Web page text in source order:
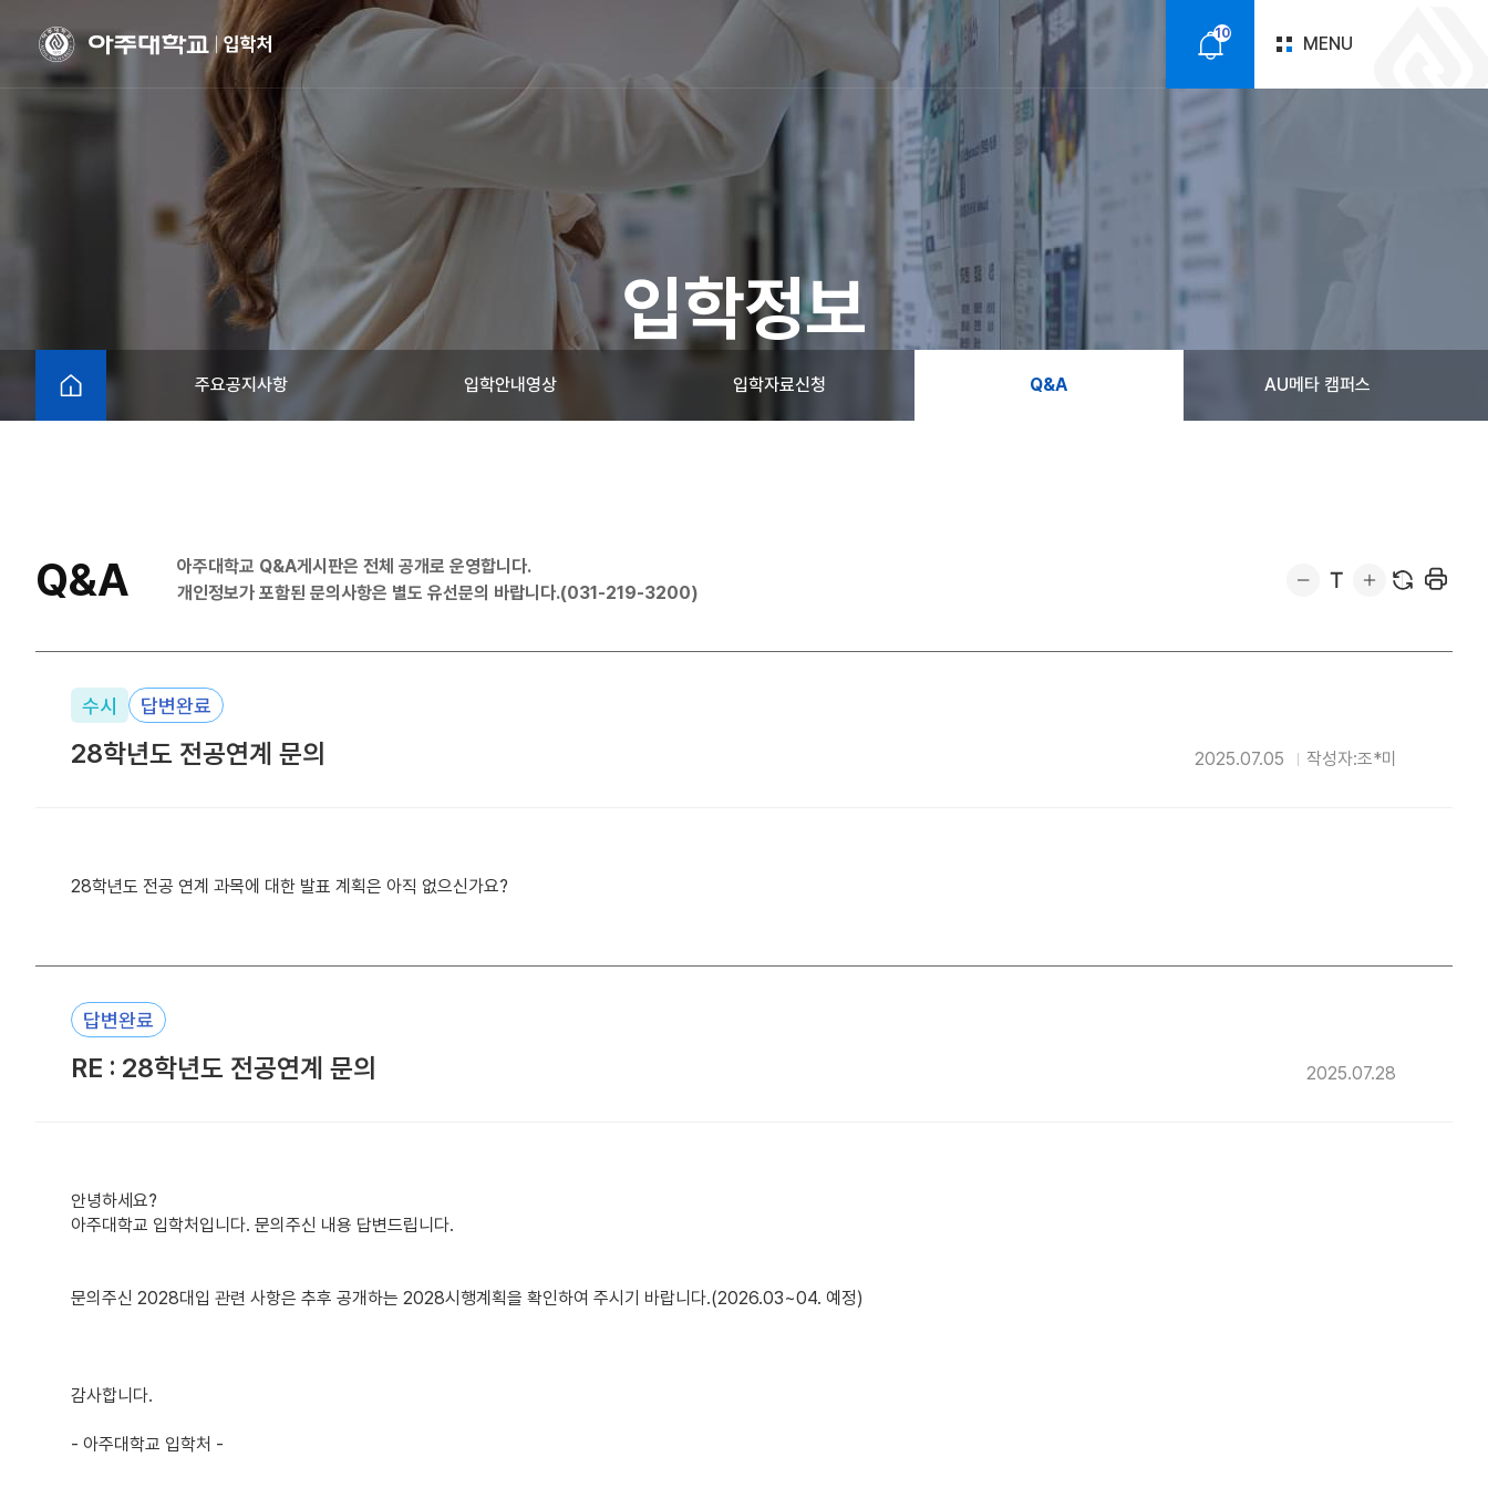
알
10 MENU
입학정보
주요공지사항
입학안내영상 입학자료신청 Q&A AU메타 캠퍼스
Q&A
아주대학교 Q&A게시판은 전체 공개로 운영합니다.
개인정보가 포함된 문의사항은 별도 유선문의 바랍니다.(031-219-3200)
수시 답변완료
28학년도 전공연계 문의 2025.07.05 작성자:조*미
28학년도 전공 연계 과목에 대한 발표 계획은 아직 없으신가요?
답변완료
RE : 28학년도 전공연계 문의 2025.07.28
안녕하세요?
아주대학교 입학처입니다. 문의주신 내용 답변드립니다.
문의주신 2028대입 관련 사항은 추후 공개하는 2028시행계획을 확인하여 주시기 바랍니다.(2026.03~04. 예정)
감사합니다.
- 아주대학교 입학처 -